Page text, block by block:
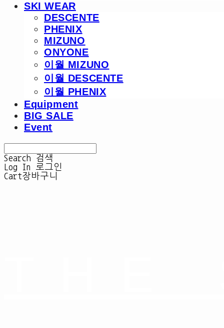
SKI WEAR
DESCENTE
PHENIX
MIZUNO
ONYONE
이월 MIZUNO
이월 DESCENTE
이월 PHENIX
Equipment
BIG SALE
Event
Search
검색
Log In
로그인
Cart장바구니